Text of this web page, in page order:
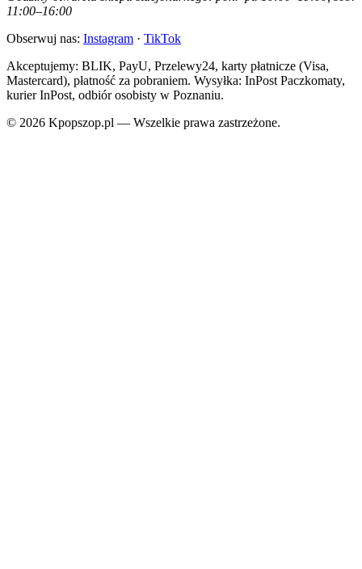
11:00–16:00
Obserwuj nas: Instagram · TikTok
Akceptujemy: BLIK, PayU, Przelewy24, karty płatnicze (Visa,
Mastercard), płatność za pobraniem. Wysyłka: InPost Paczkomaty,
kurier InPost, odbiór osobisty w Poznaniu.
© 2026 Kpopszop.pl — Wszelkie prawa zastrzeżone.